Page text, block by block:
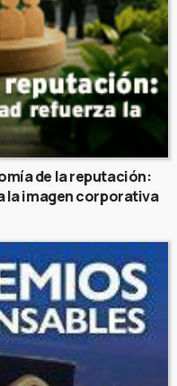
de la reputación:
la imagen corporativa